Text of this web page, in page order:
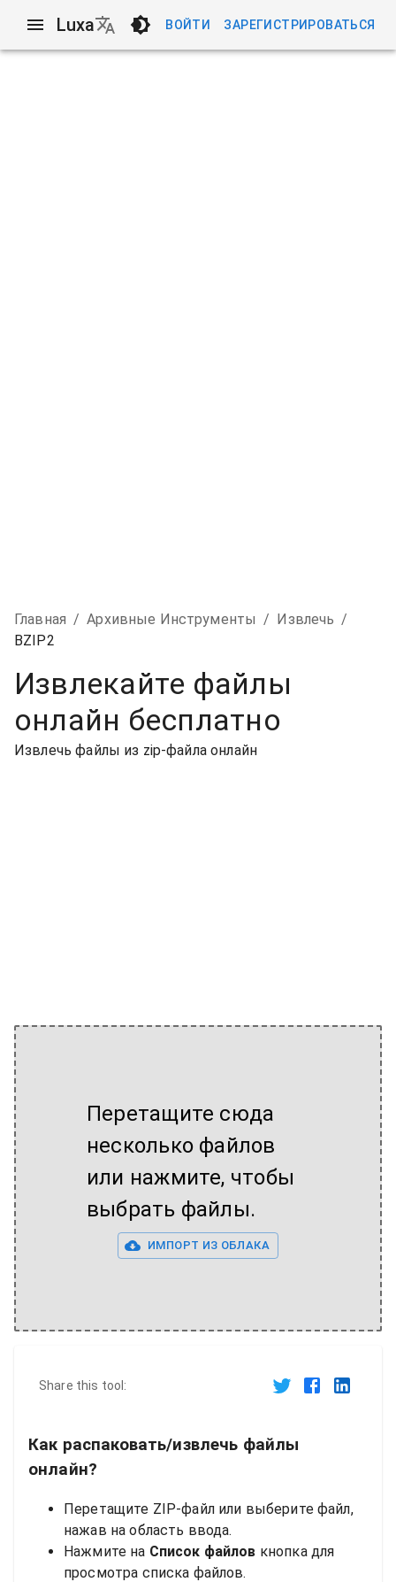
Luxa ВОЙТИ ЗАРЕГИСТРИРОВАТЬСЯ
Главная / Архивные Инструменты / Извлечь /
BZIP2
Извлекайте файлы
онлайн бесплатно
Извлечь файлы из zip-файла онлайн
Перетащите сюда
несколько файлов
или нажмите, чтобы
выбрать файлы.
ИМПОРТ ИЗ ОБЛАКА
Share this tool:
Как распаковать/извлечь файлы
онлайн?
Перетащите ZIP-файл или выберите файл,
нажав на область ввода.
Нажмите на Список файлов кнопка для
просмотра списка файлов.